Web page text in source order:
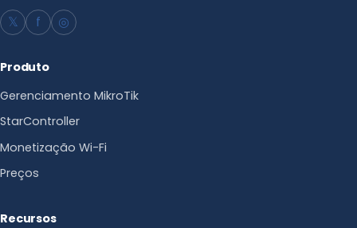
𝕏
f ◎
Produto
Gerenciamento MikroTik
StarController
Monetização Wi-Fi
Preços
Recursos